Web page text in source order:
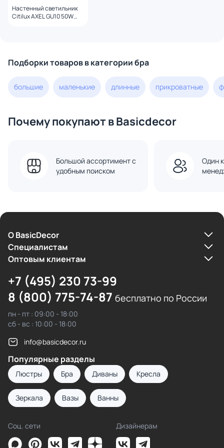
Настенный светильник
Citilux AXEL GU10 50W
Подборки товаров в категории бра
большие маленькие длинные прикроватные
Почему покупают в Basicdecor
Большой ассортимент с
удобным поиском
Один
О BasicDecor
Cпециалистам
Оптовым клиентам
+7 (495) 230 73-99
8 (800) 775-74-87 бесплатно по России
пн - пт : 09:00 - 18:00
сб - вс : 10:00 - 18:00
info@basicdecor.ru
Популярные разделы
Люстры Бра Диваны Кресла
Зеркала Вазы Ванны
Соц. сети Дизайнерам